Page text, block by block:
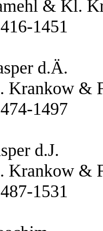
& Kl.
1451
d.Ä.
Krankow &
1497
d.J.
Krankow &
1531